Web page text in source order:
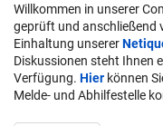
Willkommen in unserer
geprüft und anschließend
Einhaltung unserer
Diskussionen steht Ihnen
Verfügung. Hier können
Melde- und Abhilfestelle